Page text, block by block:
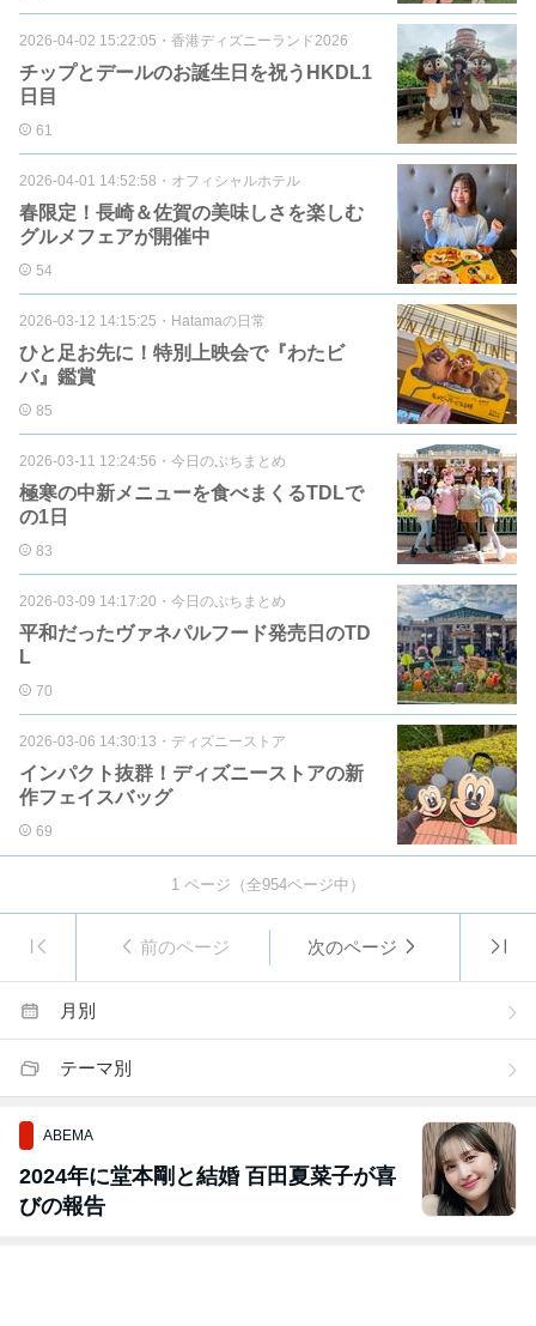
2026-04-02 15:22:05 ・ 香港ディズニーランド2026
チップとデールのお誕生日を祝うHKDL1
日目
61
2026-04-01 14:52:58 ・ オフィシャルホテル
春限定！長崎＆佐賀の美味しさを楽しむ
グルメフェアが開催中
54
2026-03-12 14:15:25 ・ Hatamaの日常
ひと足お先に！特別上映会で『わたビ
バ』鑑賞
85
2026-03-11 12:24:56 ・ 今日のぷちまとめ
極寒の中新メニューを食べまくるTDLで
の1日
83
2026-03-09 14:17:20 ・ 今日のぷちまとめ
平和だったヴァネパルフード発売日のTD
L
70
2026-03-06 14:30:13 ・ ディズニーストア
インパクト抜群！ディズニーストアの新
作フェイスバッグ
69
1 ページ（全954ページ中）
前のページ 次のページ
月別
テーマ別
ABEMA
2024年に堂本剛と結婚 百田夏菜子が喜
びの報告